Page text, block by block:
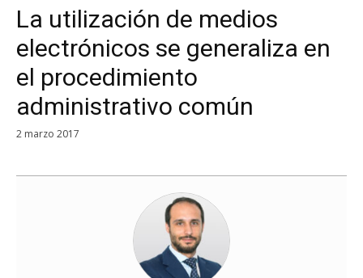
La utilización de medios
electrónicos se generaliza en
el procedimiento
administrativo común
2 marzo 2017